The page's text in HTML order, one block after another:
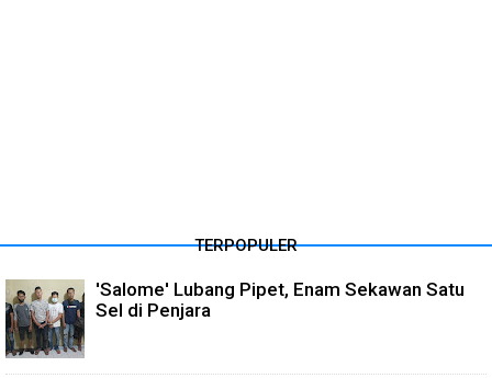
TERPOPULER
'Salome' Lubang Pipet, Enam Sekawan Satu
Sel di Penjara